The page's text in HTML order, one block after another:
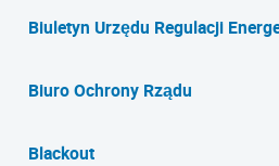
Biuletyn Urzędu Regulacji
Biuro Ochrony Rządu
Blackout